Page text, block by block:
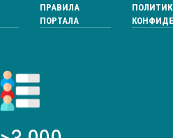
ПРАВИЛА
ПОРТАЛА